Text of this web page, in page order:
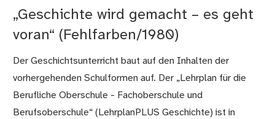
„Geschichte wird gemacht – es geht
voran“ (Fehlfarben/1980)
Der Geschichtsunterricht baut auf den Inhalten der
vorhergehenden Schulformen auf. Der „Lehrplan für die
Berufliche Oberschule - Fachoberschule und
Berufsoberschule“ (LehrplanPLUS Geschichte) ist in